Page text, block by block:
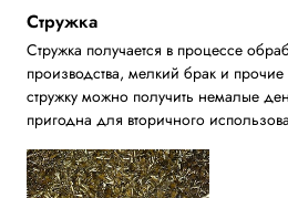
Стружка
Стружка получается в процессе
производства, мелкий брак и
стружку можно получить немалые
пригодна для вторичного